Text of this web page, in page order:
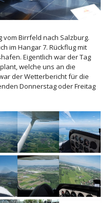
vom Birrfeld nach Salzburg.
im Hangar 7. Rückflug mit
Eigentlich war der Tag
welche uns an die
der Wetterbericht für die
Donnerstag oder Freitag